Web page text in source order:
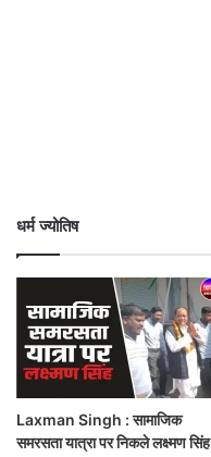
धर्म ज्योतिष
Laxman Singh : सामाजिक
समरसता यात्रा पर निकले लक्ष्मण सिंह